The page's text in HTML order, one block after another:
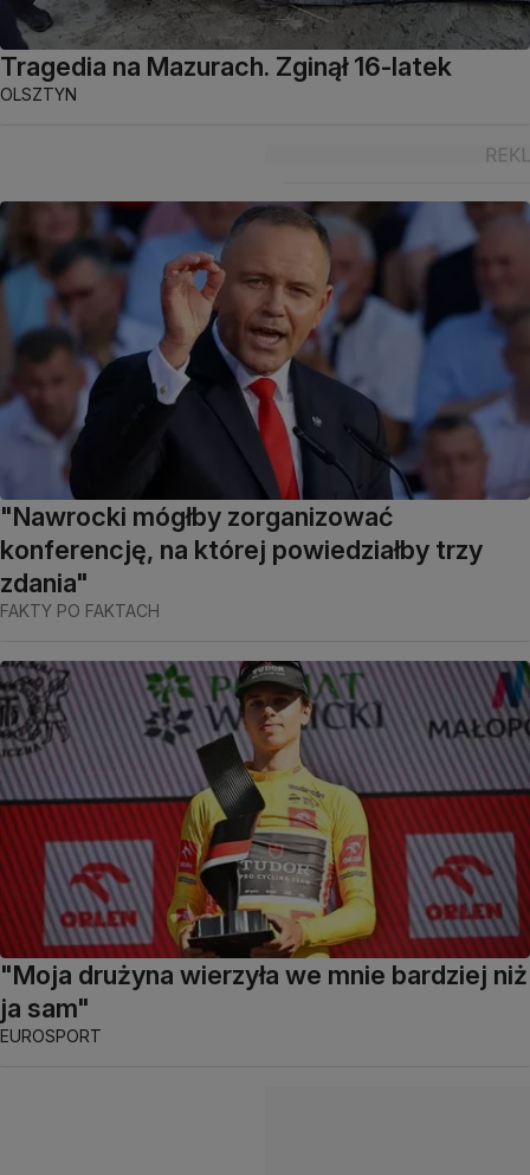
Tragedia na Mazurach. Zginął 16-latek
OLSZTYN
"Nawrocki mógłby zorganizować
konferencję, na której powiedziałby trzy
zdania"
FAKTY PO FAKTACH
"Moja drużyna wierzyła we mnie bardziej niż
ja sam"
EUROSPORT